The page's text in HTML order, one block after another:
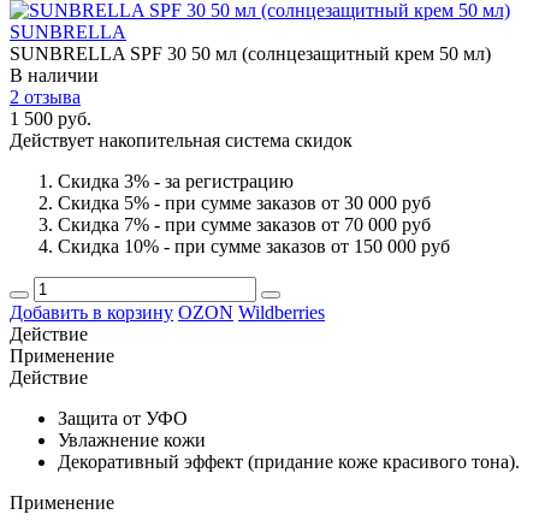
SUNBRELLA
SUNBRELLA SPF 30 50 мл (солнцезащитный крем 50 мл)
В наличии
2 отзыва
1 500 руб.
Действует накопительная система скидок
Скидка 3% - за регистрацию
Скидка 5% - при сумме заказов от 30 000 руб
Скидка 7% - при сумме заказов от 70 000 руб
Скидка 10% - при сумме заказов от 150 000 руб
Добавить в корзину OZON Wildberries
Действие
Применение
Действие
Защита от УФО
Увлажнение кожи
Декоративный эффект (придание коже красивого тона).
Применение